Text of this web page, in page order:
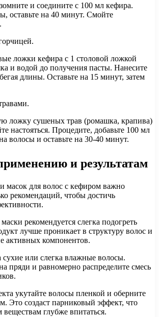
и соедините с 100 мл кефира.
оставьте на 40 минут. Смойте
ложки кефира с 1 столовой ложкой
и водой до получения пасты. Нанесите
длины. Оставьте на 15 минут, затем
ложку сушеных трав (ромашка, крапива)
настояться. Процедите, добавьте 100 мл
волосы и оставьте на 30-40 минут.
и результатам
масок для волос с кефиром важно
рекомендаций, чтобы достичь
рекомендуется слегка подогреть
лучше проникает в структуру волос и
активных компонентов.
сухие или слегка влажные волосы.
пряди и равномерно распределите смесь
укутайте волосы пленкой и оберните
Это создаст парниковый эффект, что
глубже впитаться.